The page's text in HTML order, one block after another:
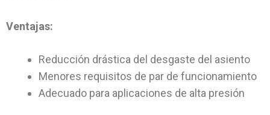
Ventajas:
Reducción drástica del desgaste del asiento
Menores requisitos de par de funcionamiento
Adecuado para aplicaciones de alta presión